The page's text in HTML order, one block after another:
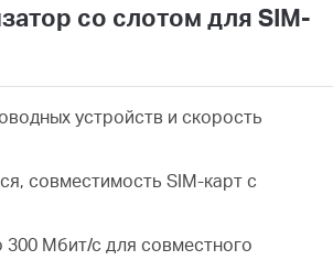
co слотом для SIM-
устройств и скорость
совместимость SIM-карт с
Мбит/с для совместного